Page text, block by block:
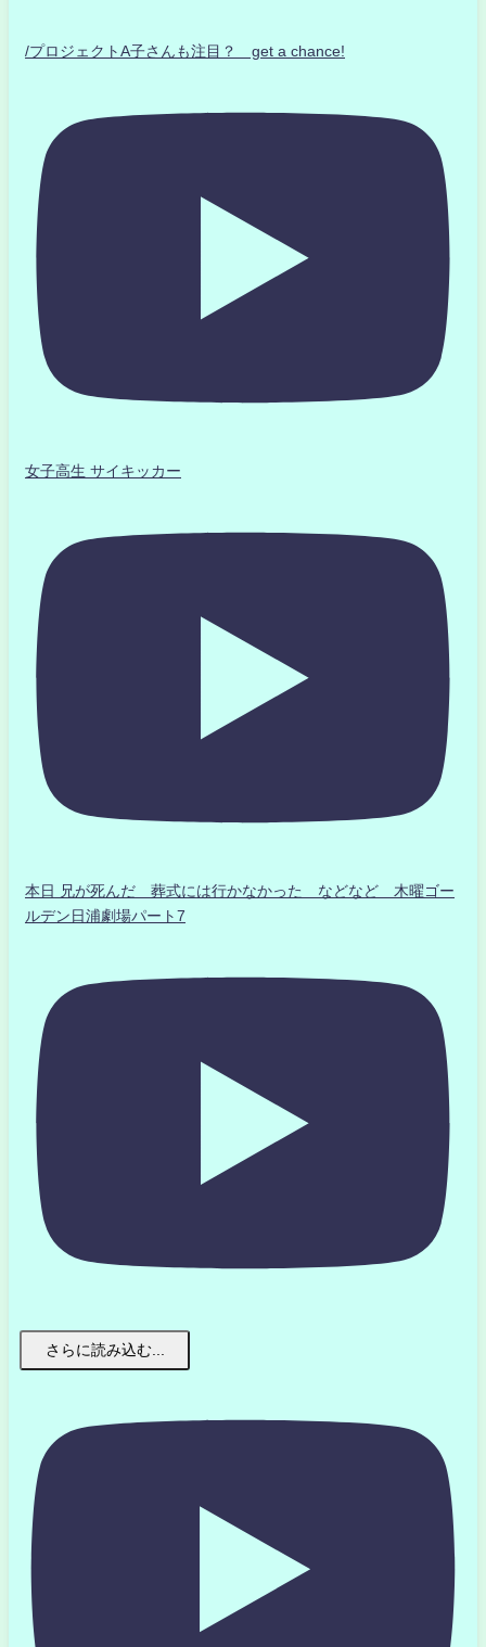
/プロジェクトA子さんも注目？ get a chance!
女子高生 サイキッカー
本日 兄が死んだ 葬式には行かなかった などなど 木曜ゴー
ルデン日浦劇場パート7
さらに読み込む...